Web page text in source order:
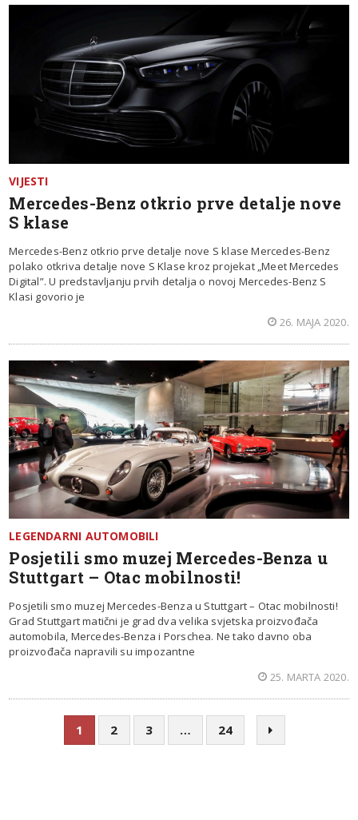
VIJESTI
Mercedes-Benz otkrio prve detalje nove
S klase
Mercedes-Benz otkrio prve detalje nove S klase Mercedes-Benz
polako otkriva detalje nove S Klase kroz projekat „Meet Mercedes
Digital”. U predstavljanju prvih detalja o novoj Mercedes-Benz S
Klasi govorio je
26. MAJA 2020.
LEGENDARNI AUTOMOBILI
Posjetili smo muzej Mercedes-Benza u
Stuttgart – Otac mobilnosti!
Posjetili smo muzej Mercedes-Benza u Stuttgart – Otac mobilnosti!
Grad Stuttgart matični je grad dva velika svjetska proizvođača
automobila, Mercedes-Benza i Porschea. Ne tako davno oba
proizvođača napravili su impozantne
25. MARTA 2020.
1 2 3 … 24